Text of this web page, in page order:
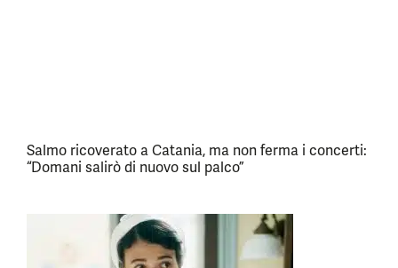
Salmo ricoverato a Catania, ma non ferma i concerti:
“Domani salirò di nuovo sul palco”